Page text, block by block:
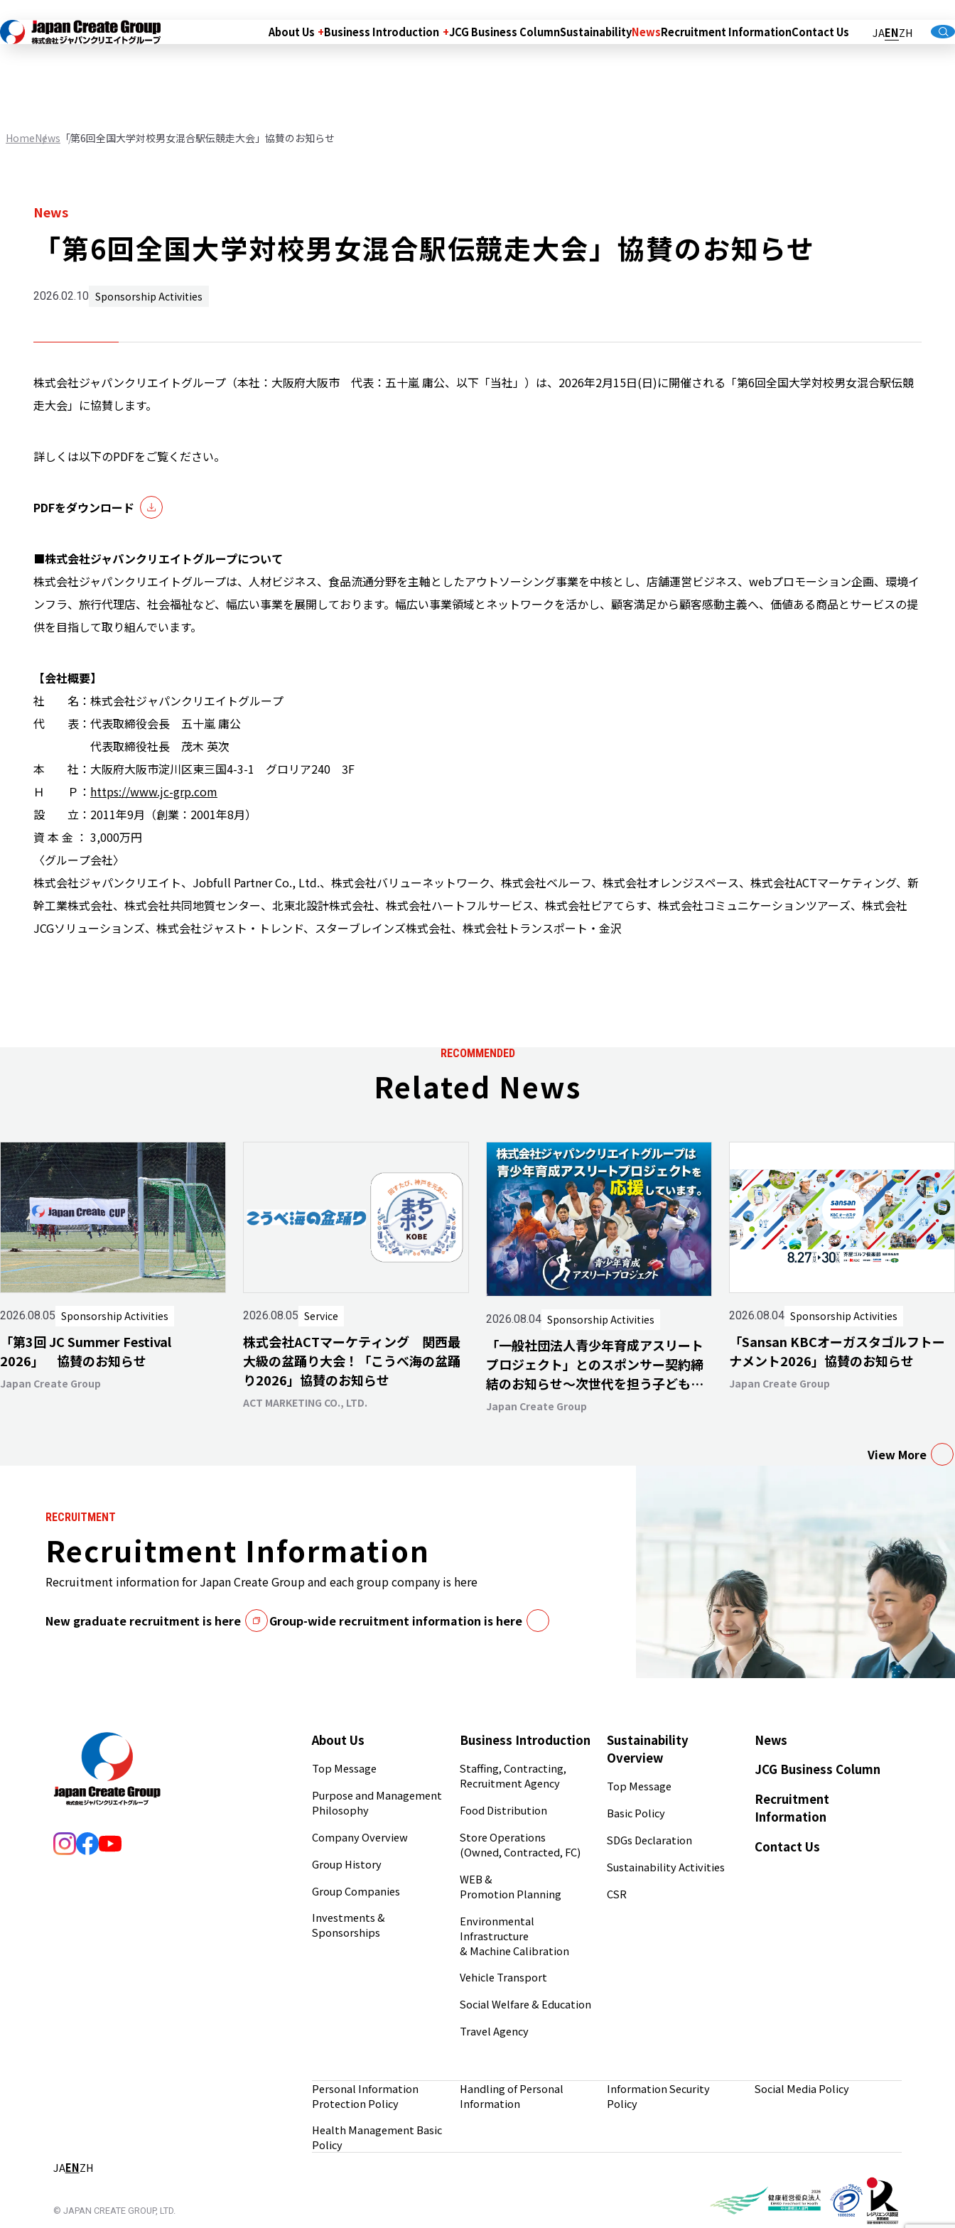
About Us Business Introduction JCG Business ColumnSustainabilityNewsRecruitment InformationContact Us JAENZH
HomeNews 「第6回全国大学対校男女混合駅伝競走大会」協賛のお知らせ
News
「第6回全国大学対校男女混合駅伝競走大会」協賛のお知らせ
2026.02.10 Sponsorship Activities
株式会社ジャパンクリエイトグループ（本社：大阪府大阪市 代表：五十嵐 庸公、以下「当社」）は、2026年2月15日(日)に開催される「第6回全国大学対校男女混合駅伝競
走大会」に協賛します。
詳しくは以下のPDFをご覧ください。
PDFをダウンロード
■株式会社ジャパンクリエイトグループについて
株式会社ジャパンクリエイトグループは、人材ビジネス、食品流通分野を主軸としたアウトソーシング事業を中核とし、店舗運営ビジネス、webプロモーション企画、環境イ
ンフラ、旅行代理店、社会福祉など、幅広い事業を展開しております。幅広い事業領域とネットワークを活かし、顧客満足から顧客感動主義へ、価値ある商品とサービスの提
供を目指して取り組んでいます。
【会社概要】
社 名：株式会社ジャパンクリエイトグループ
代 表：代表取締役会長 五十嵐庸公
代表取締役社長 茂木 英次
本 社：大阪府大阪市淀川区東三国4-3-1 グロリア240 3F
Ｈ Ｐ： https://www.jc-grp.com
設 立：2011年9月（創業：2001年8月）
資 本 金 ： 3,000万円
〈グループ会社〉
株式会社ジャパンクリエイト、Jobfull Partner Co., Ltd.、株式会社バリューネットワーク、株式会社ベルーフ、株式会社オレンジスペース、株式会社ACTマーケティング、新
幹工業株式会社、株式会社共同地質センター、北東北設計株式会社、株式会社ハートフルサービス、株式会社ピアてらす、株式会社コミュニケーションツアーズ、株式会社
JCGソリューションズ、株式会社ジャスト・トレンド、スターブレインズ株式会社、株式会社トランスポート・金沢
RECOMMENDED
Related News
2026.08.05 Sponsorship Activities
「第3回 JC Summer Festival
2026」 協賛のお知らせ
Japan Create Group
2026.08.05 Service
株式会社ACTマーケティング 関西最
大級の盆踊り大会！「こうべ海の盆踊
り2026」協賛のお知らせ
ACT MARKETING CO., LTD.
2026.08.04 Sponsorship Activities
「一般社団法人青少年育成アスリート
プロジェクト」とのスポンサー契約締
結のお知らせ～次世代を担う子どもた
ちがスポーツを通じて輝ける未来へ～
Japan Create Group
2026.08.04 Sponsorship Activities
「Sansan KBCオーガスタゴルフトー
ナメント2026」協賛のお知らせ
Japan Create Group
View More
RECRUITMENT
Recruitment Information
Recruitment information for Japan Create Group and each group company is here
New graduate recruitment is here Group-wide recruitment information is here
About Us
Top Message
Purpose and Management
Philosophy
Company Overview
Group History
Group Companies
Investments &
Sponsorships
Business Introduction
Staffing, Contracting,
Recruitment Agency
Food Distribution
Store Operations
(Owned, Contracted, FC)
WEB &
Promotion Planning
Environmental
Infrastructure
& Machine Calibration
Vehicle Transport
Social Welfare & Education
Travel Agency
Sustainability
Overview
Top Message
Basic Policy
SDGs Declaration
Sustainability Activities
CSR
News
JCG Business Column
Recruitment
Information
Contact Us
Personal Information
Protection Policy
Handling of Personal
Information
Information Security
Policy
Social Media Policy
Health Management Basic
Policy
JAENZH
© JAPAN CREATE GROUP, LTD.